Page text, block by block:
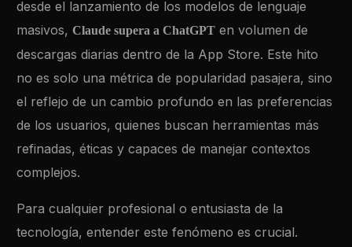
desde el lanzamiento de los modelos de lenguaje
masivos,Claude supera a ChatGPT en volumen de
descargas diarias dentro de la App Store. Este hito
no es solo una métrica de popularidad pasajera, sino
el reflejo de un cambio profundo en las preferencias
de los usuarios, quienes buscan herramientas más
refinadas, éticas y capaces de manejar contextos
complejos.
Para cualquier profesional o entusiasta de la
tecnología, entender este fenómeno es crucial.